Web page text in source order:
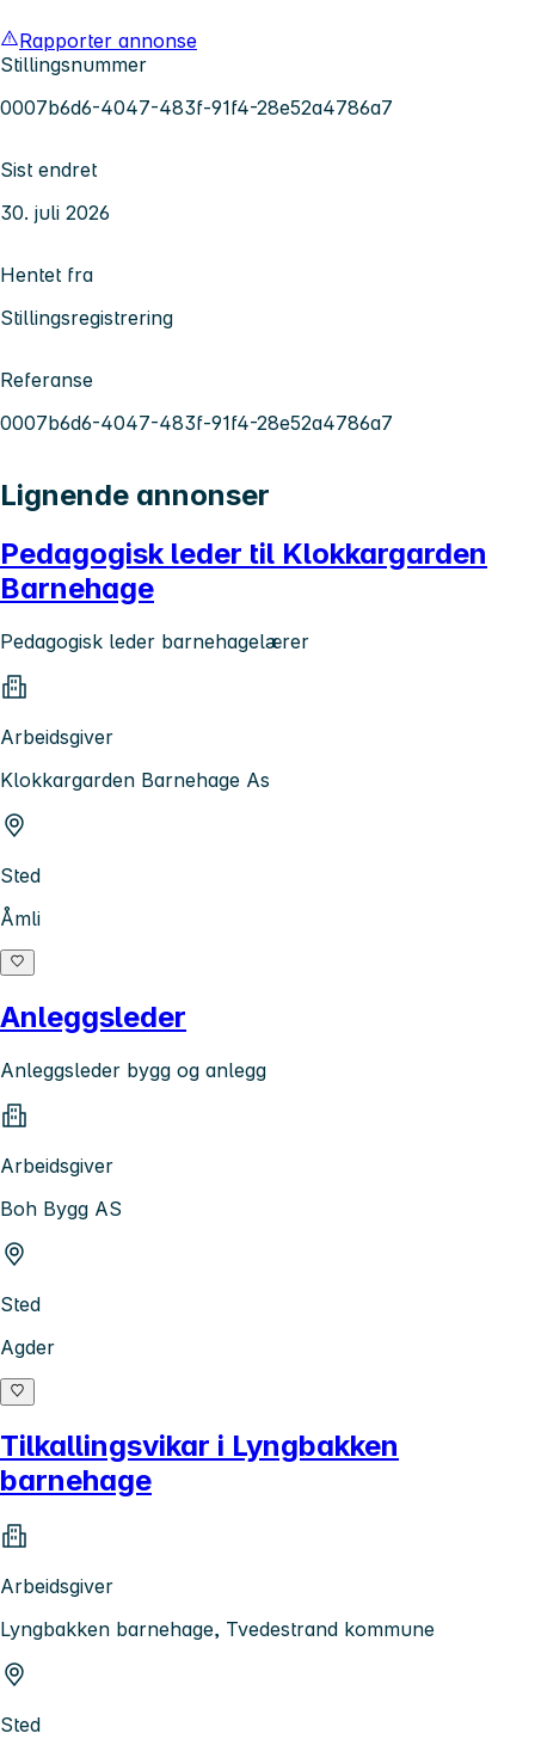
Rapporter annonse
Stillingsnummer
0007b6d6-4047-483f-91f4-28e52a4786a7
Sist endret
30. juli 2026
Hentet fra
Stillingsregistrering
Referanse
0007b6d6-4047-483f-91f4-28e52a4786a7
Lignende annonser
Pedagogisk leder til Klokkargarden
Barnehage
Pedagogisk leder barnehagelærer
Arbeidsgiver
Klokkargarden Barnehage As
Sted
Åmli
Anleggsleder
Anleggsleder bygg og anlegg
Arbeidsgiver
Boh Bygg AS
Sted
Agder
Tilkallingsvikar i Lyngbakken
barnehage
Arbeidsgiver
Lyngbakken barnehage, Tvedestrand kommune
Sted